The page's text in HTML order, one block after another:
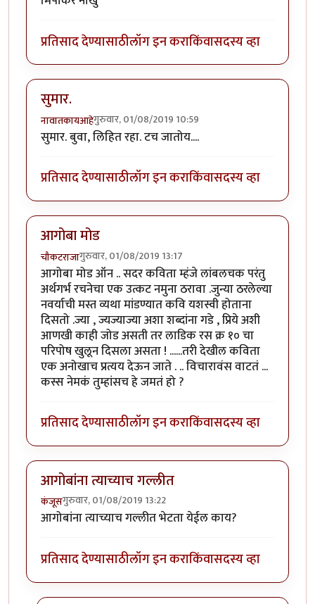
प्रतिसाद देण्यासाठीलॉग इन कराकिंवासदस्य व्हा
सुमार.
नावातकायआहेगुरुवार, 01/08/2019 10:59
सुमार. बुवा, लिहित रहा. टच जातोय....
प्रतिसाद देण्यासाठीलॉग इन कराकिंवासदस्य व्हा
आगोबा मोड
चौकटराजागुरुवार, 01/08/2019 13:17
आगोबा मोड ऑन .. सदर कविता म्हंजे लांबलचक परंतु
अर्थगर्भ रचनेचा एक उत्कट नमुना ठरावा .जुन्या ठरलेल्या
नवर्याची मस्त व्यथा मांडण्यात कवि यशस्वी होताना
दिसतो .ज्या , ज्यज्याज्या अशा शब्दांना गडे , प्रिये अशी
आणखी काही जोड असती तर लाडिक रस क्र १० चा
परिपोष खुलून दिसला असता ! ......तरी देखील कविता
एक अनोखाच प्रत्यय देऊन जाते . .. विचारावंस वाटतं ...
कस्स नेमकं तुम्हांसच हे जमतं हो ?
प्रतिसाद देण्यासाठीलॉग इन कराकिंवासदस्य व्हा
आगोबांना त्याच्याच गल्लीत
कंजूसगुरुवार, 01/08/2019 13:22
आगोबांना त्याच्याच गल्लीत भेटता येईल काय?
प्रतिसाद देण्यासाठीलॉग इन कराकिंवासदस्य व्हा